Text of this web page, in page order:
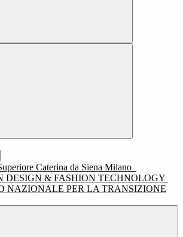
DESIGN & FASHION TECHNOLOGY
NAZIONALE PER LA TRANSIZIONE